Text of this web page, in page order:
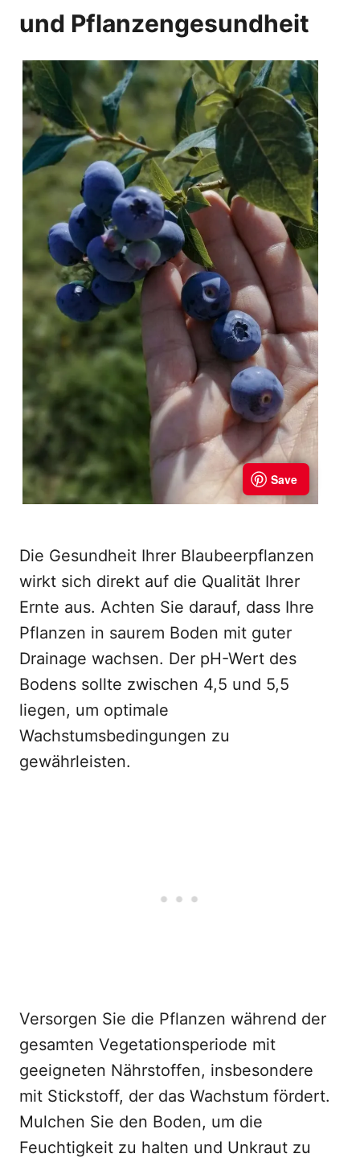
und Pflanzengesundheit
Die Gesundheit Ihrer Blaubeerpflanzen
wirkt sich direkt auf die Qualität Ihrer
Ernte aus. Achten Sie darauf, dass Ihre
Pflanzen in saurem Boden mit guter
Drainage wachsen. Der pH-Wert des
Bodens sollte zwischen 4,5 und 5,5
liegen, um optimale
Wachstumsbedingungen zu
gewährleisten.
Versorgen Sie die Pflanzen während der
gesamten Vegetationsperiode mit
geeigneten Nährstoffen, insbesondere
mit Stickstoff, der das Wachstum fördert.
Mulchen Sie den Boden, um die
Feuchtigkeit zu halten und Unkraut zu